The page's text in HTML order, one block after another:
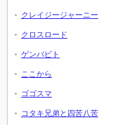
クレイジージャーニー
クロスロード
ゲンバビト
ここから
ゴゴスマ
コタキ兄弟と四苦八苦